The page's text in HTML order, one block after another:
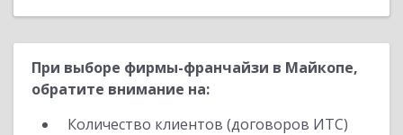
При выборе фирмы-франчайзи в Майкопе,
обратите внимание на:
Количество клиентов (договоров ИТС)